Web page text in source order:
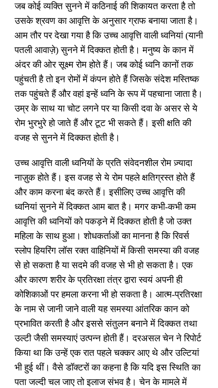
जब कोई व्यक्ति सुनने में कठिनाई की शिकायत करता है तो
उसके श्रवण का आवृत्ति के अनुसार ग्राफ बनाया जाता है।
आम तौर पर देखा गया है कि उच्च आवृत्ति वाली ध्वनियां (यानी
पतली आवाज़े) सुनने में दिक्कत होती है। मनुष्य के कान में
अंदर की ओर सूक्ष्म रोम होते हैं। जब कोई ध्वनि कानों तक
पहुंचती है तो इन रोमों में कंपन होते हैं जिसके संदेश मस्तिष्क
तक पहुंचते हैं और वहां इन्हें ध्वनि के रूप में पहचाना जाता है।
उम्र के साथ या चोट लगने पर या किसी दवा के असर से ये
रोम भुरभुरे हो जाते हैं और टूट भी सकते हैं। इसी क्षति की
वजह से सुनने में दिक्कत होती है।
उच्च आवृत्ति वाली ध्वनियों के प्रति संवेदनशील रोम ज़्यादा
नाज़ुक होते हैं। इस वजह से ये रोम पहले क्षतिग्रस्त होते हैं
और काम करना बंद करते हैं। इसीलिए उच्च आवृत्ति की
ध्वनियां सुनने में दिक्कत आम बात है। मगर कभी-कभी कम
आवृत्ति की ध्वनियों को पकड़ने में दिक्कत होती है जो उक्त
महिला के साथ हुआ। शोधकर्ताओं का मानना है कि रिवर्स
स्लोप हियरिंग लॉस रक्त वाहिनियों में किसी समस्या की वजह
से हो सकता है या सदमे की वजह से भी हो सकता है। एक
और कारण शरीर के प्रतिरक्षा तंत्र द्वारा स्वयं अपनी ही
कोशिकाओं पर हमला करना भी हो सकता है। आत्म-प्रतिरक्षा
के नाम से जानी जाने वाली यह समस्या आंतरिक कान को
प्रभावित करती है और इससे संतुलन बनाने में दिक्कत तथा
उल्टी जैसी समस्याएं उत्पन्न होती हैं। दरअसल चेन ने रिपोर्ट
किया था कि उन्हें एक रात पहले चक्कर आए थे और उल्टियां
भी हुई थीं। वैसे डॉक्टरों का कहना है कि यदि इस स्थिति का
पता जल्दी चल जाए तो इलाज संभव है। चेन के मामले में